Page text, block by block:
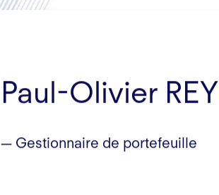
Paul-Olivier REY
— Gestionnaire de portefeuille